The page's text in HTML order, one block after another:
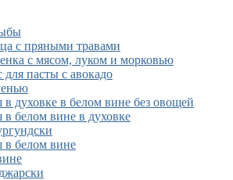
с пряными травами
с мясом, луком и морковью
пасты с авокадо
духовке в белом вине без овощей
белом вине в духовке
в белом вине